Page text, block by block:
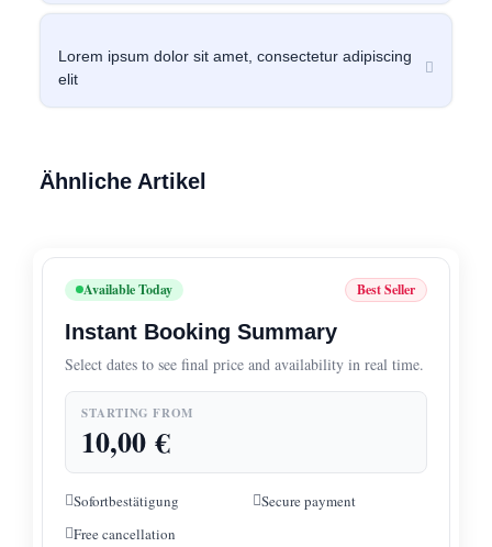
Lorem ipsum dolor sit amet, consectetur adipiscing
elit
Ähnliche Artikel
Available Today Best Seller
Instant Booking Summary
Select dates to see final price and availability in real time.
STARTING FROM
10,00€
Sofortbestätigung
Secure payment
Free cancellation